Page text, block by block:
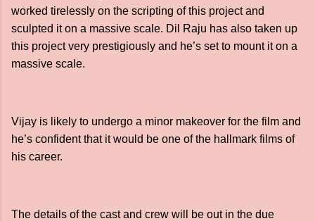
worked tirelessly on the scripting of this project and
sculpted it on a massive scale. Dil Raju has also taken up
this project very prestigiously and he’s set to mount it on a
massive scale.
Vijay is likely to undergo a minor makeover for the film and
he’s confident that it would be one of the hallmark films of
his career.
The details of the cast and crew will be out in the due